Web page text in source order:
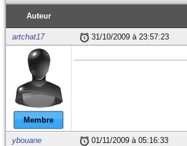
Auteur
artchat17 31/10/2009 à 23:57:23
Membre
ybouane 01/11/2009 à 05:16:33